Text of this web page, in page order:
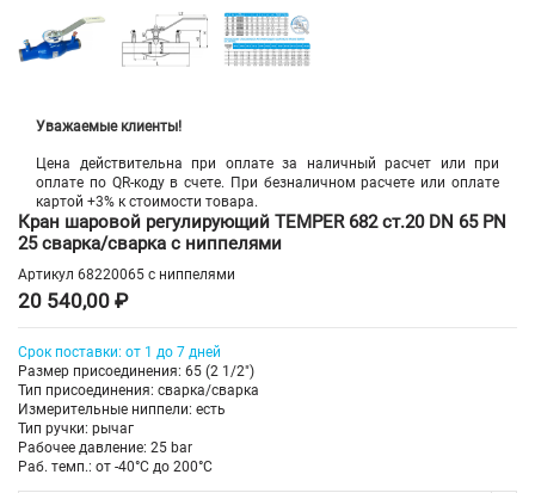
Уважаемые клиенты!
Цена действительна при оплате за наличный расчет или при
оплате по QR-коду в счете. При безналичном расчете или оплате
картой +3% к стоимости товара.
Кран шаровой регулирующий TEMPER 682 ст.20 DN 65 PN
25 сварка/сварка с ниппелями
Артикул 68220065 с ниппелями
20 540,00 ₽
Срок поставки: от 1 до 7 дней
Размер присоединения: 65 (2 1/2")
Тип присоединения: сварка/сварка
Измерительные ниппели: есть
Тип ручки: рычаг
Рабочее давление: 25 bar
Раб. темп.: от -40°C до 200°C